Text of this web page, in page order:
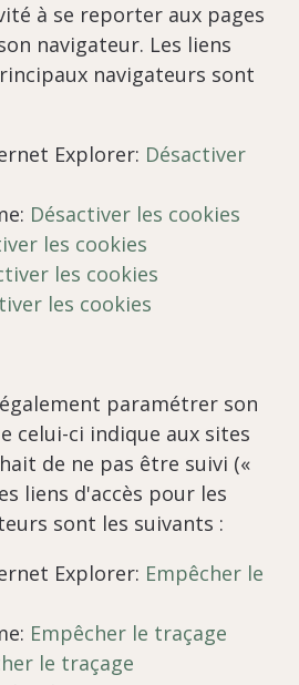
à se reporter aux pages
navigateur. Les liens
navigateurs sont
Explorer: Désactiver
Désactiver les cookies
les cookies
les cookies
les cookies
paramétrer son
celui-ci indique aux sites
de ne pas être suivi («
liens d'accès pour les
sont les suivants :
Explorer: Empêcher le
Empêcher le traçage
le traçage